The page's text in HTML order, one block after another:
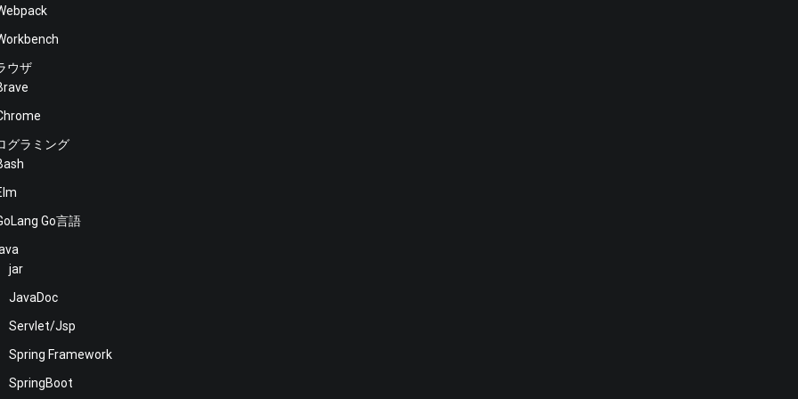
ウザ
グラミング
Go言語
jar
JavaDoc
Servlet/Jsp
Spring Framework
SpringBoot